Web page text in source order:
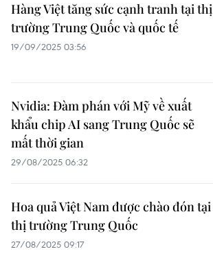
Hàng Việt tăng sức cạnh tranh tại thị
trường Trung Quốc và quốc tế
19/09/2025 03:56
Nvidia: Đàm phán với Mỹ về xuất
khẩu chip AI sang Trung Quốc sẽ
mất thời gian
29/08/2025 06:32
Hoa quả Việt Nam được chào đón tại
thị trường Trung Quốc
27/08/2025 09:17